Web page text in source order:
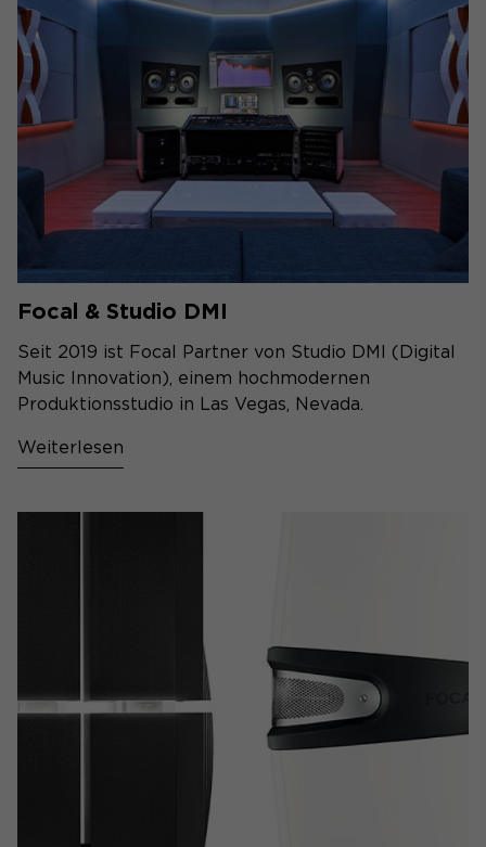
Focal & Studio DMI
Seit 2019 ist Focal Partner von Studio DMI (Digital
Music Innovation), einem hochmodernen
Produktionsstudio in Las Vegas, Nevada.
Weiterlesen